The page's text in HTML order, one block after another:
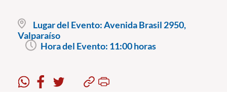
Pregrado
Postgrado
Formación Continua
Lugar del Evento:Avenida Brasil 2950,
Valparaíso
Hora del Evento: 11:00 horas